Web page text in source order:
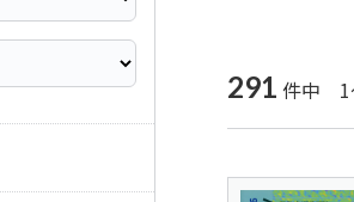
291 件中 1